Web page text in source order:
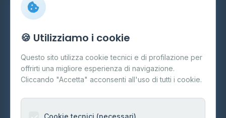
Info
Cos'è il GPL
FAQ
Contatti
🍪 Utilizziamo i cookie
Questo sito utilizza cookie tecnici e di profilazione per
offrirti una migliore esperienza di navigazione.
Cliccando "Accetta" acconsenti all'uso di tutti i cookie.
Cookie tecnici (necessari)